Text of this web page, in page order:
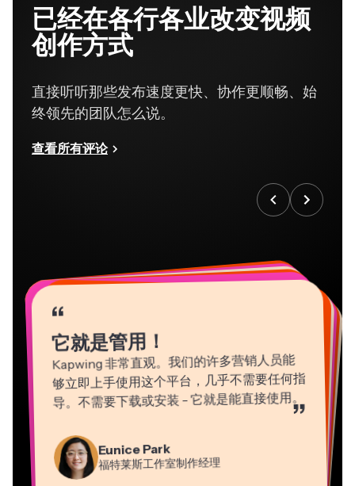
已经在各行各业改变视频
创作方式
直接听听那些发布速度更快、协作更顺畅、始
终领先的团队怎么说。
查看所有评论
“
它就是管用！
Kapwing 非常直观。我们的许多营销人员能
够立即上手使用这个平台，几乎不需要任何指
导。不需要下载或安装 - 它就是能直接使用。
”
Eunice Park
福特莱斯工作室制作经理
“
“
Panos Papagapiou
埃帕斯隆合伙人
“
Kerry-lee Farla
Gracie Peng
内容总监
“
视频编辑器
Heidi Rae
“
Natasha Ball
顾问
“
Dina Segovia